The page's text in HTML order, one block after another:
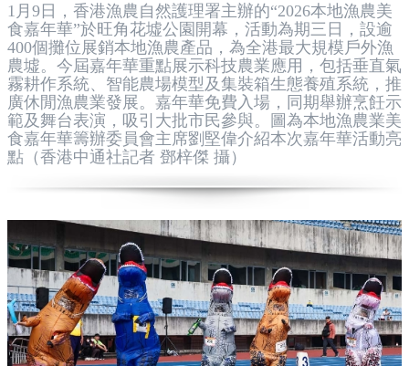
1月9日，香港漁農自然護理署主辦的“2026本地漁農美
食嘉年華”於旺角花墟公園開幕，活動為期三日，設逾
400個攤位展銷本地漁農產品，為全港最大規模戶外漁
農墟。今屆嘉年華重點展示科技農業應用，包括垂直氣
霧耕作系統、智能農場模型及集裝箱生態養殖系統，推
廣休閒漁農業發展。嘉年華免費入場，同期舉辦烹飪示
範及舞台表演，吸引大批市民參與。圖為本地漁農業美
食嘉年華籌辦委員會主席劉堅偉介紹本次嘉年華活動亮
點（香港中通社記者 鄧梓傑 攝）